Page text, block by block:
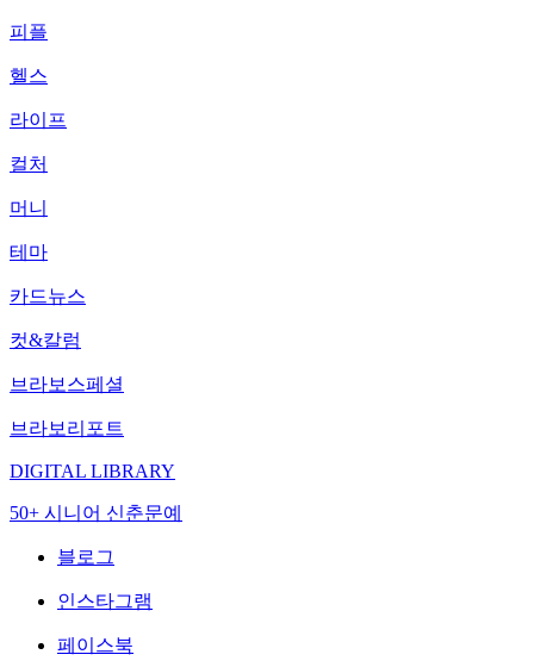
피플
헬스
라이프
컬처
머니
테마
카드뉴스
컷&칼럼
브라보스페셜
브라보리포트
DIGITAL LIBRARY
50+ 시니어 신춘문예
블로그
인스타그램
페이스북